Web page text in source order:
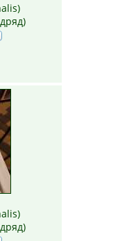
)
)